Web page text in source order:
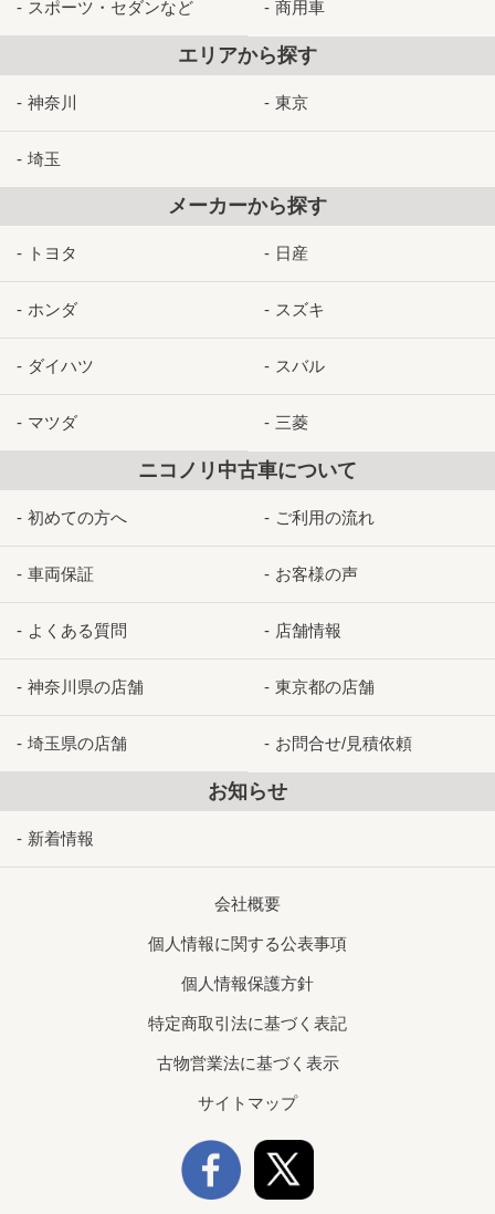
スポーツ・セダンなど 商用車
エリアから探す
神奈川 東京
埼玉
メーカーから探す
トヨタ 日産
ホンダ スズキ
ダイハツ スバル
マツダ 三菱
ニコノリ中古車について
初めての方へ ご利用の流れ
車両保証 お客様の声
よくある質問 店舗情報
神奈川県の店舗 東京都の店舗
埼玉県の店舗 お問合せ/見積依頼
お知らせ
新着情報
会社概要
個人情報に関する公表事項
個人情報保護方針
特定商取引法に基づく表記
古物営業法に基づく表示
サイトマップ